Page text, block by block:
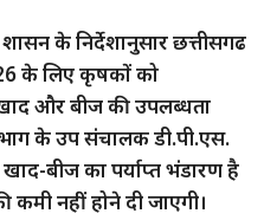
के निर्देशानुसार छत्तीसगढ
के लिए कृषकों को
खाद और बीज की उपलब्धता
के उप संचालक डी.पी.एस.
बीज का पर्याप्त भंडारण है
नहीं होने दी जाएगी।